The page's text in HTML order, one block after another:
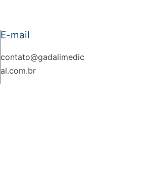
E-mail
contato@gadalimedic
al.com.br